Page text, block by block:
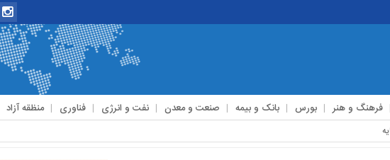
فرهنگ و هنر بورس بانک و بیمه صنعت و معدن نفت و انرژی فناوری منظقه آزاد